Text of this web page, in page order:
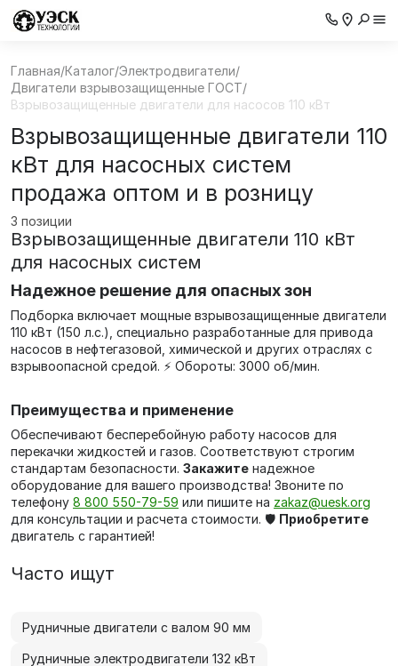
Главная/Каталог/Электродвигатели/
Двигатели взрывозащищенные ГОСТ/
Взрывозащищенные двигатели для насосов 110 кВт
Взрывозащищенные двигатели 110
кВт для насосных систем
продажа оптом и в розницу
3 позиции
Взрывозащищенные двигатели 110 кВт
для насосных систем
Надежное решение для опасных зон
Подборка включает мощные взрывозащищенные двигатели
110 кВт (150 л.с.), специально разработанные для привода
насосов в нефтегазовой, химической и других отраслях с
взрывоопасной средой. ⚡ Обороты: 3000 об/мин.
Преимущества и применение
Обеспечивают бесперебойную работу насосов для
перекачки жидкостей и газов. Соответствуют строгим
стандартам безопасности. Закажите надежное
оборудование для вашего производства! Звоните по
телефону 8 800 550-79-59 или пишите на zakaz@uesk.org
для консультации и расчета стоимости. 🛡️ Приобретите
двигатель с гарантией!
Часто ищут
Рудничные двигатели с валом 90 мм
Рудничные электродвигатели 132 кВт